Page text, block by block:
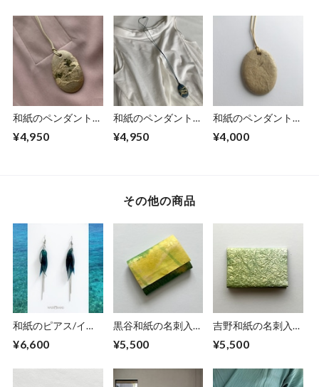
和紙のペンダント
¥4,950
和紙のペンダント
¥4,950
和紙のペンダント
¥4,000
その他の商品
和紙のピアス/イヤ
M
¥6,600
黒谷和紙の名刺入れ
¥5,500
吉野和紙の名刺入れ
¥5,500